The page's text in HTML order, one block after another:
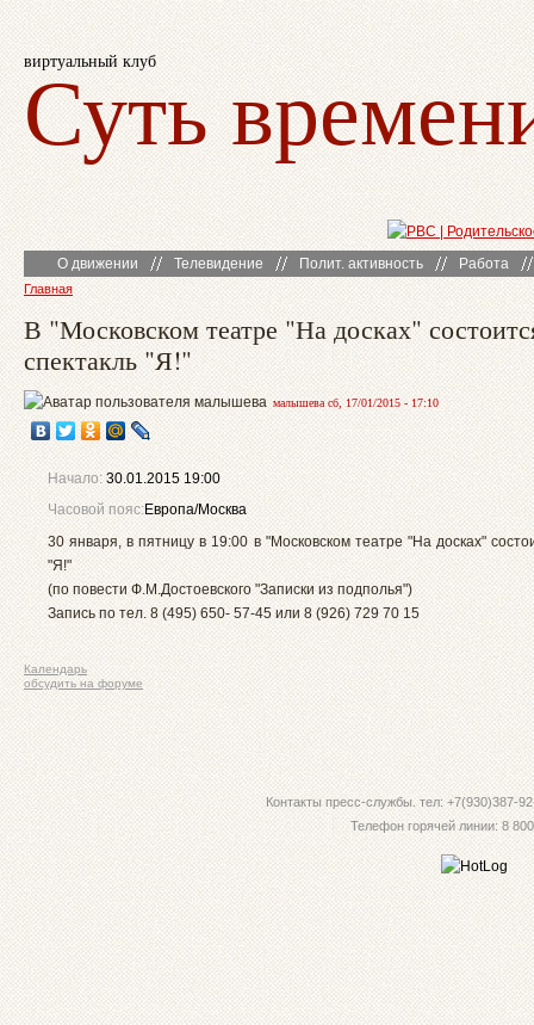
виртуальный клуб
Суть
О движении Телевидение Полит. активность Работа
Главная
В "Московском театре "На досках"
спектакль "Я!"
малышева сб, 17/01/2015 - 17:10
Начало:30.01.2015 19:00
Часовой пояс:Европа/Москва
30 января, в пятницу в 19:00 в "Московском театре "На досках"
"Я!"
(по повести Ф.М.Достоевского "Записки из подполья")
Запись по тел. 8 (495) 650- 57-45 или 8 (926) 729 70 15
Календарь
обсудить на форуме
Контакты пресс-службы. тел: +7(930)387-
Телефон горячей линии: 8